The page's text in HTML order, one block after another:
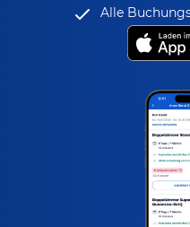
Alle